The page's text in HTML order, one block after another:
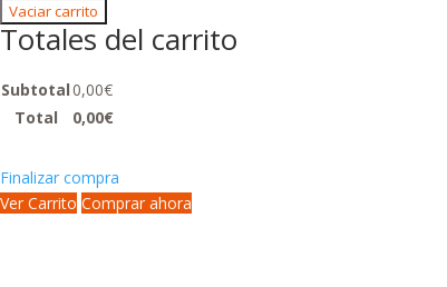
Vaciar carrito
Totales del carrito
Subtotal0,00€
Total
0,00€
Finalizar compra
Ver Carrito Comprar ahora